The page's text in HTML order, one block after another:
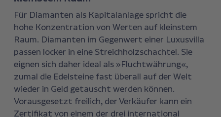
Für Diamanten als Kapitalanlage spricht die
hohe Konzentration von Werten auf kleinstem
Raum. Diamanten im Gegenwert einer Luxusvilla
passen locker in eine Streichholzschachtel. Sie
eignen sich daher ideal als »Fluchtwährung«,
zumal die Edelsteine fast überall auf der Welt
wieder in Geld getauscht werden können.
Vorausgesetzt freilich, der Verkäufer kann ein
Zertifikat von einem der drei international